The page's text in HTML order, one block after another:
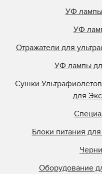
УФ лампы
УФ
Отражатели для
УФ лампы
Сушки
для
Блоки питания
Оборудование